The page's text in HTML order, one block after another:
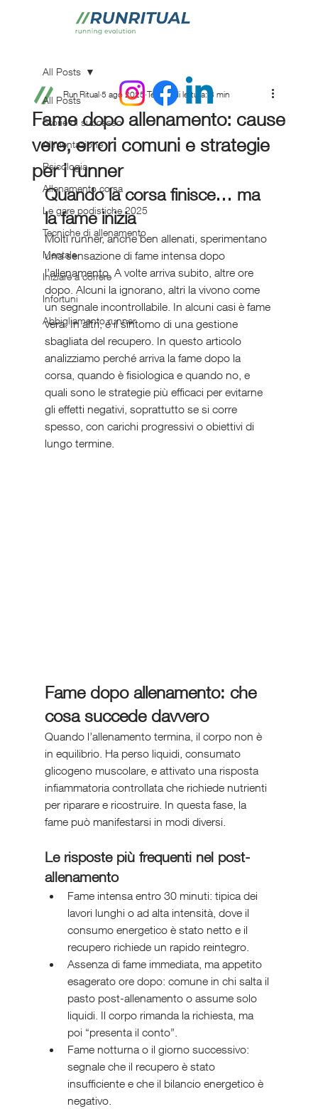
All Posts
Storie di successo
Alimentazione
Psicologia
Allenamento corsa
Le gare podistiche 2025
Tecniche di allenamento
Mentale
Iniziare a correre
Infortuni
Abbigliamento runner
All Posts
Fame dopo allenamento: cause
vere, errori comuni e strategie
per i runner
Run Ritual 5 ago 2025 Tempo di lettura: 3 min
Quando la corsa finisce… ma
la fame inizia
Molti runner, anche ben allenati, sperimentano
una sensazione di fame intensa dopo
l’allenamento. A volte arriva subito, altre ore
dopo. Alcuni la ignorano, altri la vivono come
un segnale incontrollabile. In alcuni casi è fame
vera. In altri, è il sintomo di una gestione
sbagliata del recupero. In questo articolo
analizziamo perché arriva la fame dopo la
corsa, quando è fisiologica e quando no, e
quali sono le strategie più efficaci per evitarne
gli effetti negativi, soprattutto se si corre
spesso, con carichi progressivi o obiettivi di
lungo termine.
Fame dopo allenamento: che
cosa succede davvero
Quando l’allenamento termina, il corpo non è
in equilibrio. Ha perso liquidi, consumato
glicogeno muscolare, e attivato una risposta
infiammatoria controllata che richiede nutrienti
per riparare e ricostruire. In questa fase, la
fame può manifestarsi in modi diversi.
Le risposte più frequenti nel post-
allenamento
Fame intensa entro 30 minuti: tipica dei
lavori lunghi o ad alta intensità, dove il
consumo energetico è stato netto e il
recupero richiede un rapido reintegro.
Assenza di fame immediata, ma appetito
esagerato ore dopo: comune in chi salta il
pasto post-allenamento o assume solo
liquidi. Il corpo rimanda la richiesta, ma
poi “presenta il conto”.
Fame notturna o il giorno successivo:
segnale che il recupero è stato
insufficiente e che il bilancio energetico è
negativo.